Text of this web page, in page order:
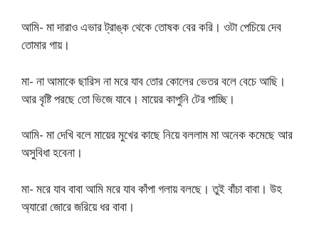
আমি- মা দারাও এভার ট্রাঙ্ক থেকে তোষক বের করি। ওটা পেচিয়ে দেব
তোমার গায়।
মা- না আমাকে ছারিস না মরে যাব তোর কোলের ভেতর বলে বেচে আছি।
আর বৃষ্টি পরছে তো ভিজে যাবে। মায়ের কাপুনি টের পাচ্ছি।
আমি- মা দেখি বলে মায়ের মুখের কাছে নিয়ে বললাম মা অনেক কমেছে আর
অসুবিধা হবেনা।
মা- মরে যাব বাবা আমি মরে যাব কাঁপা গলায় বলছে। তুই বাঁচা বাবা। উহ
অ্যারো জোরে জরিয়ে ধর বাবা।